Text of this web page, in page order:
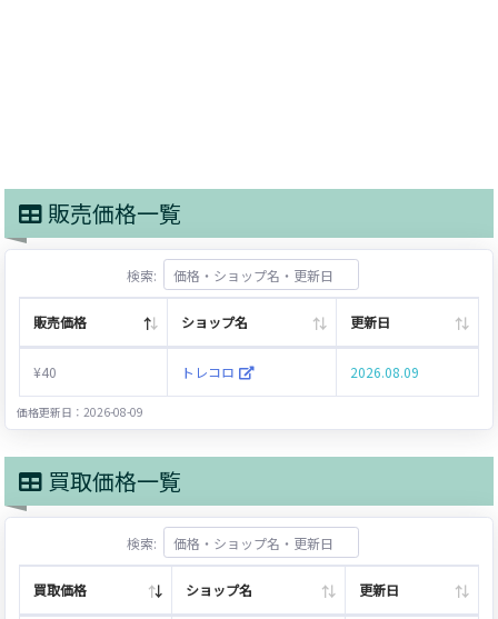
販売価格一覧
検索:
販売価格 ショップ名 更新日
¥40 トレコロ 2026.08.09
価格更新日：2026-08-09
買取価格一覧
検索:
買取価格 ショップ名 更新日